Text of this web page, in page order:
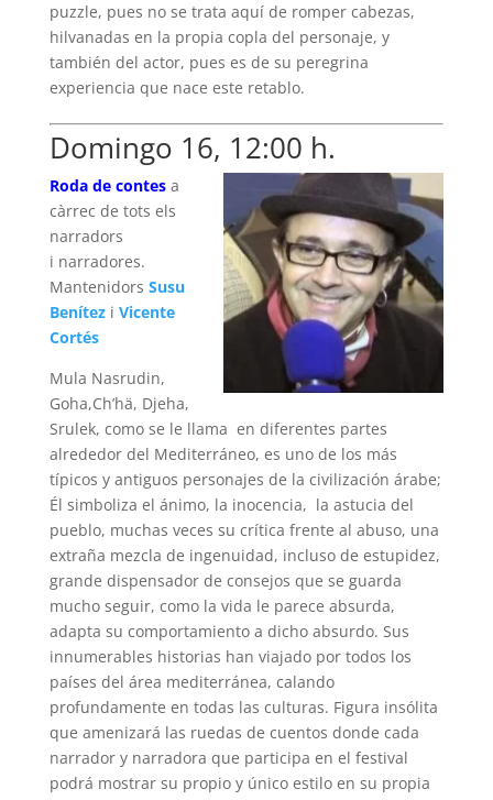
puzzle, pues no se trata aquí de romper cabezas,
hilvanadas en la propia copla del personaje, y
también del actor, pues es de su peregrina
experiencia que nace este retablo.
Domingo 16, 12:00 h.
Roda de contes a
càrrec de tots els
narradors
i narradores.
Mantenidors Susu
Benítezi Vicente
Cortés
Mula Nasrudin,
Goha,Ch’hä, Djeha,
Srulek, como se le llama en diferentes partes
alrededor del Mediterráneo, es uno de los más
típicos y antiguos personajes de la civilización árabe;
Él simboliza el ánimo, la inocencia, la astucia del
pueblo, muchas veces su crítica frente al abuso, una
extraña mezcla de ingenuidad, incluso de estupidez,
grande dispensador de consejos que se guarda
mucho seguir, como la vida le parece absurda,
adapta su comportamiento a dicho absurdo. Sus
innumerables historias han viajado por todos los
países del área mediterránea, calando
profundamente en todas las culturas. Figura insólita
que amenizará las ruedas de cuentos donde cada
narrador y narradora que participa en el festival
podrá mostrar su propio y único estilo en su propia